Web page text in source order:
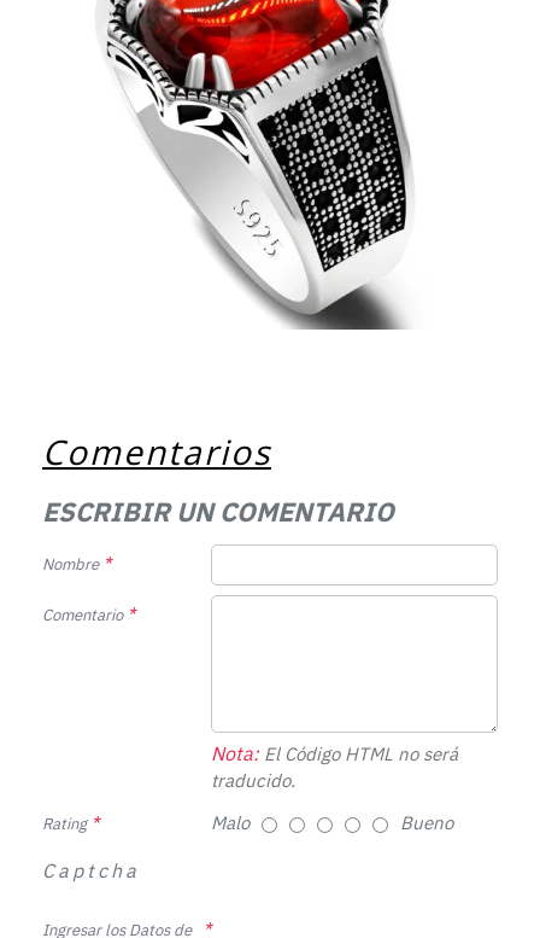
Comentarios
ESCRIBIR UN COMENTARIO
Nombre
Comentario
Nota:El Código HTML no será
traducido.
Rating Malo Bueno
Captcha
Ingresar los Datos de